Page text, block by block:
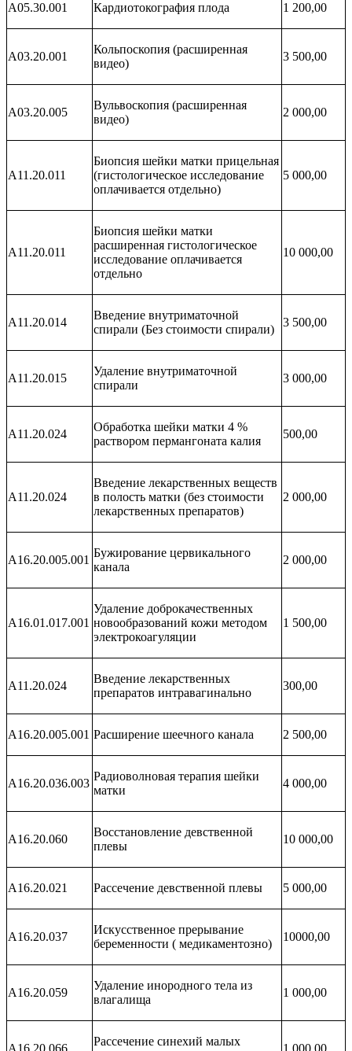
A05.30.001 Кардиотокография плода 1 200,00
A03.20.001
Кольпоскопия (расширенная
видео)
3 500,00
A03.20.005
Вульвоскопия (расширенная
видео)
2 000,00
A11.20.011
Биопсия шейки матки прицельная
(гистологическое исследование
оплачивается отдельно)
5 000,00
A11.20.011
Биопсия шейки матки
расширенная гистологическое
исследование оплачивается
отдельно
10 000,00
A11.20.014
Введение внутриматочной
спирали (Без стоимости спирали)
3 500,00
A11.20.015
Удаление внутриматочной
спирали
3 000,00
А11.20.024
Обработка шейки матки 4 %
раствором пермангоната калия
500,00
А11.20.024
Введение лекарственных веществ
в полость матки (без стоимости
лекарственных препаратов)
2 000,00
А16.20.005.001
Бужирование цервикального
канала
2 000,00
А16.01.017.001
Удаление доброкачественных
новообразований кожи методом
электрокоагуляции
1 500,00
A11.20.024
Введение лекарственных
препаратов интравагинально
300,00
A16.20.005.001 Расширение шеечного канала 2 500,00
A16.20.036.003
Радиоволновая терапия шейки
матки
4 000,00
A16.20.060
Восстановление девственной
плевы
10 000,00
A16.20.021 Рассечение девственной плевы 5 000,00
A16.20.037
Искусственное прерывание
беременности ( медикаментозно)
10000,00
А16.20.059
Удаление инородного тела из
влагалища
1 000,00
A16.20.066
Рассечение синехий малых
1 000,00